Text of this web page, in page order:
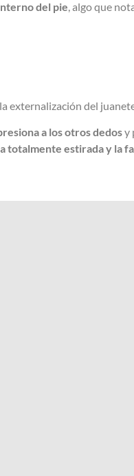
del pie, algo que
externalización del
a los otros dedosy
totalmente estirada y la